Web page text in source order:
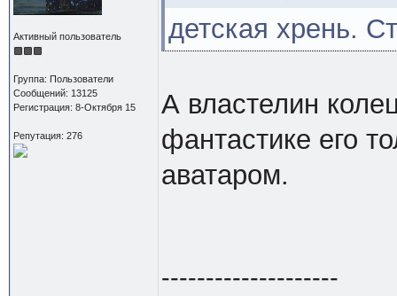
Активный пользователь
Группа: Пользователи
Сообщений: 13125
Регистрация: 8-Октября 15
Репутация: 276
детская хрень.
А властелин
фантастике его
аватаром.
--------------------